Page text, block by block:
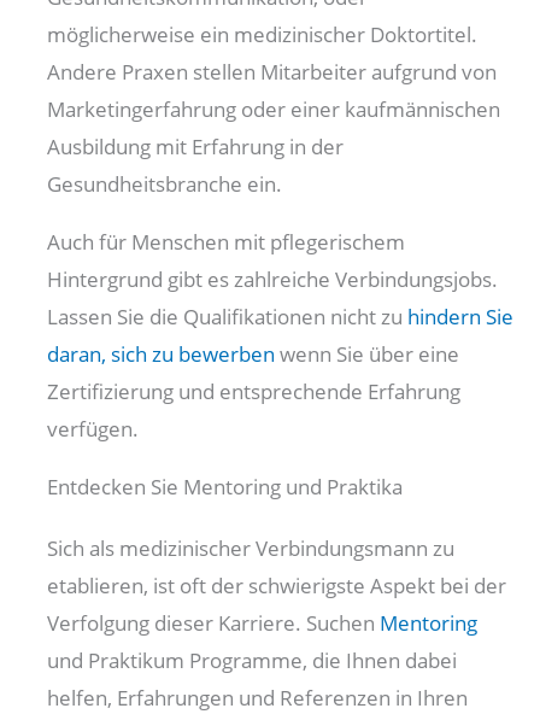
möglicherweise ein medizinischer Doktortitel.
Andere Praxen stellen Mitarbeiter aufgrund von
Marketingerfahrung oder einer kaufmännischen
Ausbildung mit Erfahrung in der
Gesundheitsbranche ein.
Auch für Menschen mit pflegerischem
Hintergrund gibt es zahlreiche Verbindungsjobs.
Lassen Sie die Qualifikationen nicht zu hindern Sie
daran, sich zu bewerben wenn Sie über eine
Zertifizierung und entsprechende Erfahrung
verfügen.
Entdecken Sie Mentoring und Praktika
Sich als medizinischer Verbindungsmann zu
etablieren, ist oft der schwierigste Aspekt bei der
Verfolgung dieser Karriere. Suchen Mentoring
und Praktikum Programme, die Ihnen dabei
helfen, Erfahrungen und Referenzen in Ihren